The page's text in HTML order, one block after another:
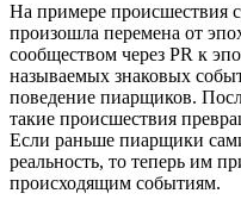
На примере происшествия
произошла перемена от
сообществом через PR к
называемых знаковых
поведение пиарщиков.
такие происшествия
Если раньше пиарщики
реальность, то теперь им
происходящим событиям.